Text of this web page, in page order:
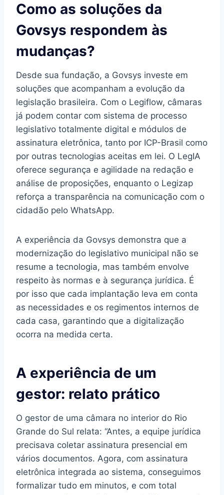
Como as soluções da
Govsys respondem às
mudanças?
Desde sua fundação, a Govsys investe em
soluções que acompanham a evolução da
legislação brasileira. Com o Legiflow, câmaras
já podem contar com sistema de processo
legislativo totalmente digital e módulos de
assinatura eletrônica, tanto por ICP-Brasil como
por outras tecnologias aceitas em lei. O LegIA
oferece segurança e agilidade na redação e
análise de proposições, enquanto o Legizap
reforça a transparência na comunicação com o
cidadão pelo WhatsApp.
A experiência da Govsys demonstra que a
modernização do legislativo municipal não se
resume a tecnologia, mas também envolve
respeito às normas e à segurança jurídica. É
por isso que cada implantação leva em conta
as necessidades e os regimentos internos de
cada casa, garantindo que a digitalização
ocorra na medida certa.
A experiência de um
gestor: relato prático
O gestor de uma câmara no interior do Rio
Grande do Sul relata: “Antes, a equipe jurídica
precisava coletar assinatura presencial em
vários documentos. Agora, com assinatura
eletrônica integrada ao sistema, conseguimos
formalizar tudo em minutos, e com total